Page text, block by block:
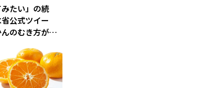
たい」の続
公式ツイー
のむき方が話